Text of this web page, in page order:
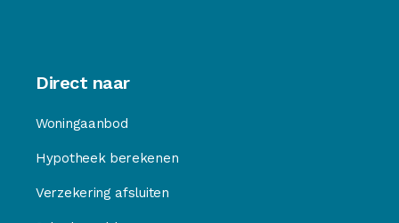
Direct naar
Woningaanbod
Hypotheek berekenen
Verzekering afsluiten